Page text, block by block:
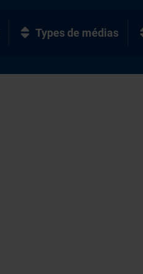
Types de médias